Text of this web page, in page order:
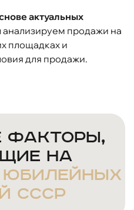
актуальных
продажи на
площадках и
для продажи.
факторы,
на
СССР